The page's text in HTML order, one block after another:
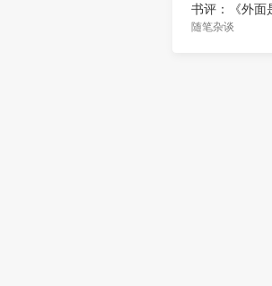
书评：《外面
随笔杂谈